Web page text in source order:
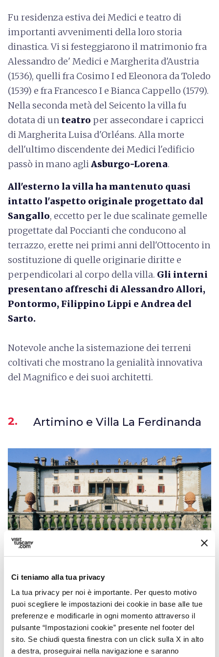
Ci teniamo alla tua privacy
La tua privacy per noi è importante. Per questo motivo
puoi scegliere le impostazioni dei cookie in base alle tue
preferenze e modificarle in ogni momento attraverso il
pulsante “Impostazioni cookie” presente nel footer del
sito. Se chiudi questa finestra con un click sulla X in alto
a destra, proseguirai nella navigazione e saranno
Fu residenza estiva dei Medici e teatro di
importanti avvenimenti della loro storia
dinastica. Vi si festeggiarono il matrimonio fra
Alessandro de' Medici e Margherita d'Austria
(1536), quelli fra Cosimo I ed Eleonora da Toledo
(1539) e fra Francesco I e Bianca Cappello (1579).
Nella seconda metà del Seicento la villa fu
dotata di un teatro per assecondare i capricci
di Margherita Luisa d'Orléans. Alla morte
dell'ultimo discendente dei Medici l'edificio
passò in mano agliAsburgo-Lorena.
All'esterno la villa ha mantenuto quasi
intatto l'aspetto originale progettato dal
Sangallo, eccetto per le due scalinate gemelle
progettate dal Poccianti che conducono al
terrazzo, erette nei primi anni dell'Ottocento in
sostituzione di quelle originarie diritte e
perpendicolari al corpo della villa. Gli interni
presentano affreschi di Alessandro Allori,
Pontormo, Filippino Lippi e Andrea del
Sarto.
Notevole anche la sistemazione dei terreni
coltivati che mostrano la genialità innovativa
del Magnifico e dei suoi architetti.
2. Artimino e Villa La Ferdinanda
Villa La Ferdinanda
A dominare il borgo di Artimino, parte del
Comune di Carmignano, è la maestosaVilla
Medicea La Ferdinanda, detta anche dei
Cento Camini. La sua realizzazione venne